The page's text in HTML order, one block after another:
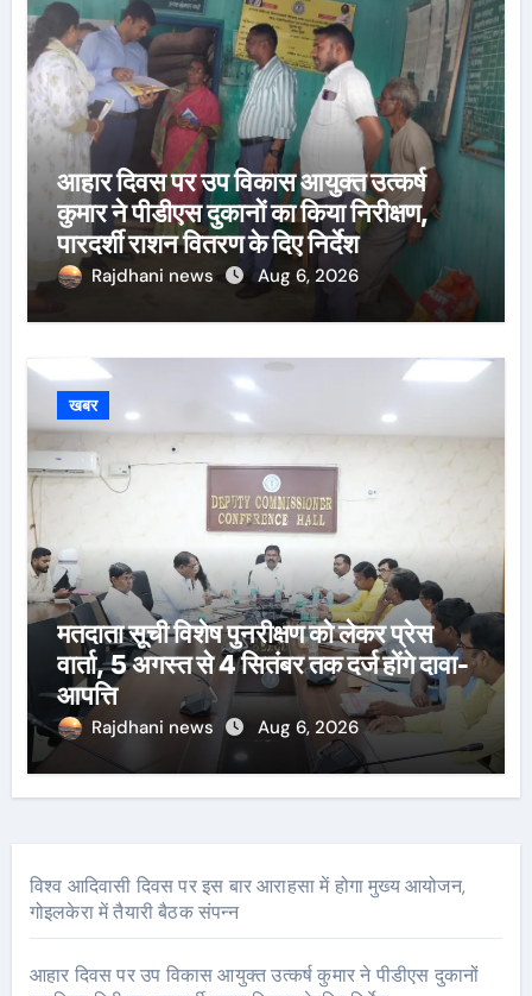
आहार दिवस पर उप विकास आयुक्त उत्कर्ष
कुमार ने पीडीएस दुकानों का किया निरीक्षण,
पारदर्शी राशन वितरण के दिए निर्देश
Rajdhani news Aug 6, 2026
खबर
मतदाता सूची विशेष पुनरीक्षण को लेकर प्रेस
वार्ता, 5 अगस्त से 4 सितंबर तक दर्ज होंगे दावा-
आपत्ति
Rajdhani news Aug 6, 2026
विश्व आदिवासी दिवस पर इस बार आराहसा में होगा मुख्य आयोजन,
गोइलकेरा में तैयारी बैठक संपन्न
आहार दिवस पर उप विकास आयुक्त उत्कर्ष कुमार ने पीडीएस दुकानों